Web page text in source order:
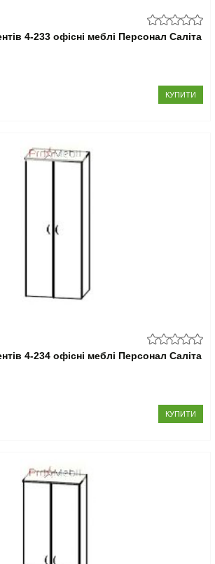
4-233 офісні меблі Персонал Саліта
КУПИТИ
4-234 офісні меблі Персонал Саліта
КУПИТИ